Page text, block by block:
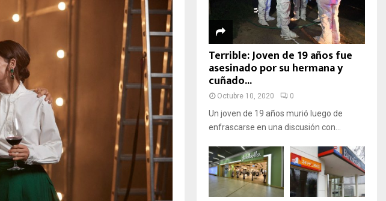
Terrible: Joven de 19 años fue
asesinado por su hermana y
cuñado...
Octubre 10, 2020 0
Un joven de 19 años murió luego de
enfrascarse en una discusión con...